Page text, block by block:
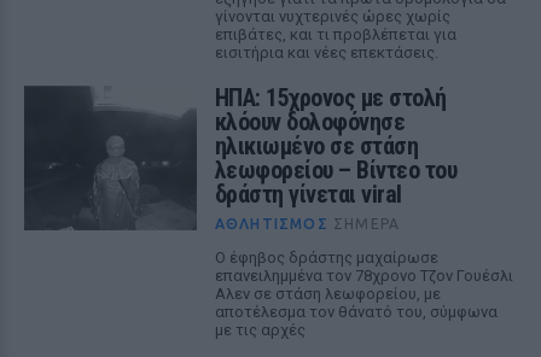
γίνονται νυχτερινές ώρες χωρίς
επιβάτες, και τι προβλέπεται για
εισιτήρια και νέες επεκτάσεις.
ΗΠΑ: 15χρονος με στολή
κλόουν δολοφόνησε
ηλικιωμένο σε στάση
λεωφορείου – Βίντεο του
δράστη γίνεται viral
ΑΘΛΗΤΙΣΜΌΣ ΣΉΜΕΡΑ
Ο έφηβος δράστης μαχαίρωσε
επανειλημμένα τον 78χρονο Τζον Γουέσλι
Αλεν σε στάση λεωφορείου, με
αποτέλεσμα τον θάνατό του, σύμφωνα
με τις αρχές